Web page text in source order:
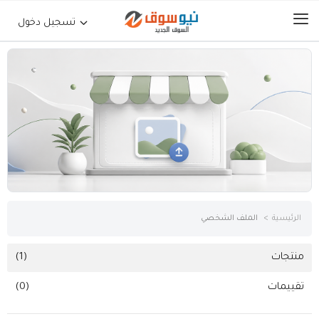
تسجيل دخول
الرئيسية
جوالات أجهزة لوحية
أثاث وديكورات
الرئيسية الملف الشخصي
منتجات (1)
تقييمات (0)